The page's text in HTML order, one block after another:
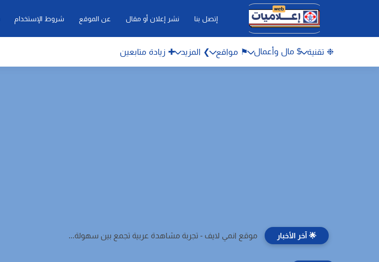
إتصل بنا نشر إعلان أو مقال عن الموقع شروط الإستخدام
❉ تقنية $ مال وأعمال ⚑ مواقع ❯ المزيد ✚ زيادة متابعين
🌟 آخر الأخبار موقع انمي لايف - تجربة مشاهدة عربية تجمع بين سهولة...